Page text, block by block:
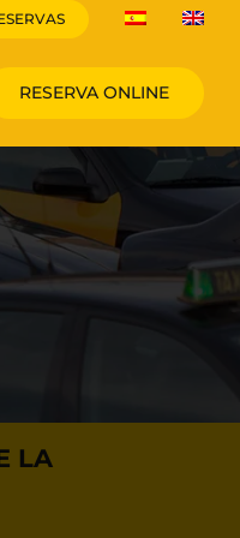
RESERVA ONLINE
LA